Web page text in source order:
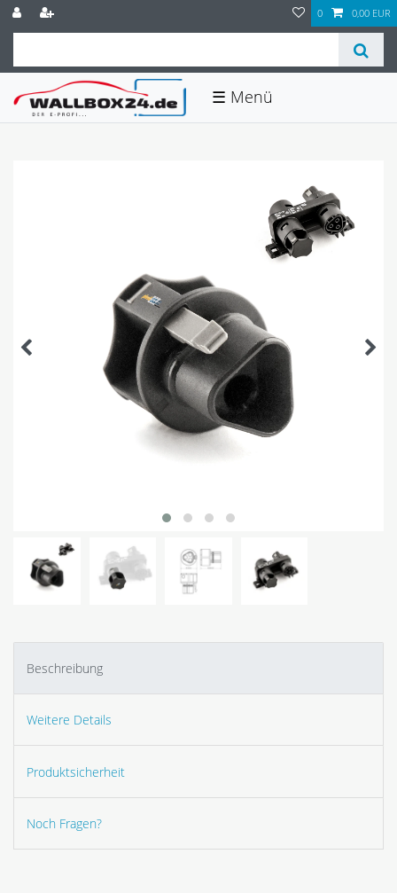
0 0,00 EUR
☰
Beschreibung
Weitere Details
Produktsicherheit
Noch Fragen?